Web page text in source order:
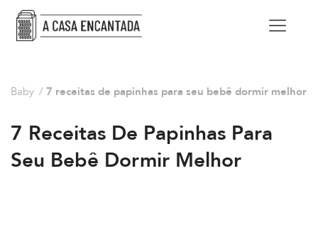
Baby / 7 receitas de papinhas para seu bebê dormir melhor
7 Receitas De Papinhas Para
Seu Bebê Dormir Melhor